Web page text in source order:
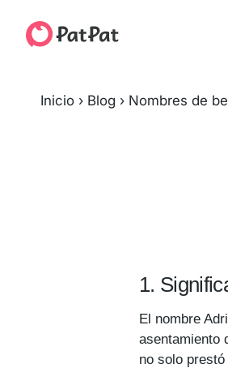
Inicio › Blog › Nombres de
1.
El nombre
asentamiento
no solo